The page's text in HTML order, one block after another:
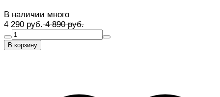
В наличии много
4 290 руб.4 890 руб.
В корзину